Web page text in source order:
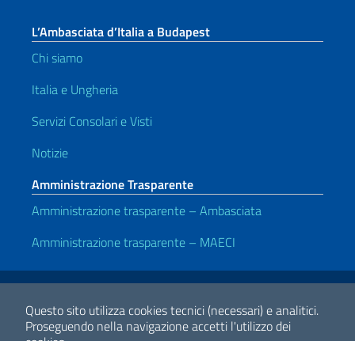
Questo sito utilizza cookies tecnici (necessari) e analitici.
Proseguendo nella navigazione accetti l'utilizzo dei
L’Ambasciata d’Italia a Budapest
Chi siamo
Italia e Ungheria
Servizi Consolari e Visti
Notizie
Amministrazione Trasparente
Amministrazione trasparente – Ambasciata
Amministrazione trasparente – MAECI
Link Utili